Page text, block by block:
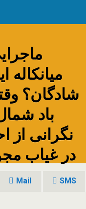
میانکاله
شادگان؟
باد
نگرانی از
در غیاب
Mail SMS